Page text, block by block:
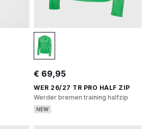
€ 69,95
WER 26/27 TR PRO HALF ZIP
Werder bremen training halfzip
NEW